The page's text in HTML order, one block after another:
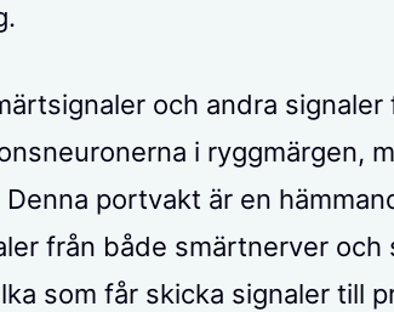
och andra signaler
i ryggmärgen,
Denna portvakt är en
från både smärtnerver
som får skicka signaler till